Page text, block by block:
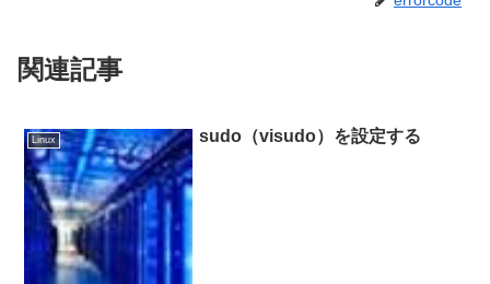
関連記事
Linux sudo（visudo）を設定する